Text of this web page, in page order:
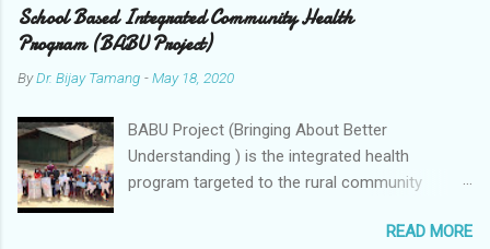
C
o
m
e
t
School Based Integrated Community Health
Program (BABU Project)
ByDr. Bijay Tamang -May 18, 2020
BABU Project (Bringing About Better
Understanding ) is the integrated health
program targeted to the rural community
integrated approach to the school children,
READ MORE